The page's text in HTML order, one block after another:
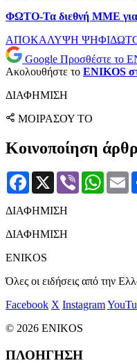
ΦΩΤΟ-Τα διεθνή ΜΜΕ για
ΑΠΟΚΑΛΥΨΗ
Google Προσθέστε το
Ακολουθήστε το ENIKOS
ΔΙΑΦΗΜΙΣΗ
ΜΟΙΡΑΣΟΥ ΤΟ
Κοινοποίηση
Facebook
X Viber
ΔΙΑΦΗΜΙΣΗ
ΔΙΑΦΗΜΙΣΗ
ENIKOS
Όλες οι ειδήσεις από την
Facebook X Instagram
© 2026 ENIKOS
ΠΛΟΗΓΗΣΗ